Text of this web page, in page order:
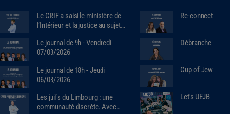
Le CRIF a saisi le ministère de
l’Intérieur et la justice au sujet
Robert Ejnes (07/07/2026)
Le journal de 9h - Vendredi
07/08/2026
Le journal de 18h - Jeudi
06/08/2026
Les juifs du Limbourg : une
communauté discrète. Avec
Re-connect
Débranche
Cup of Jew
Let's UEJB